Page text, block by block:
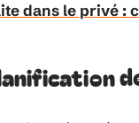
dans le privé :